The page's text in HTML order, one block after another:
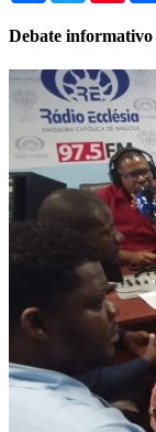
Debate informativo